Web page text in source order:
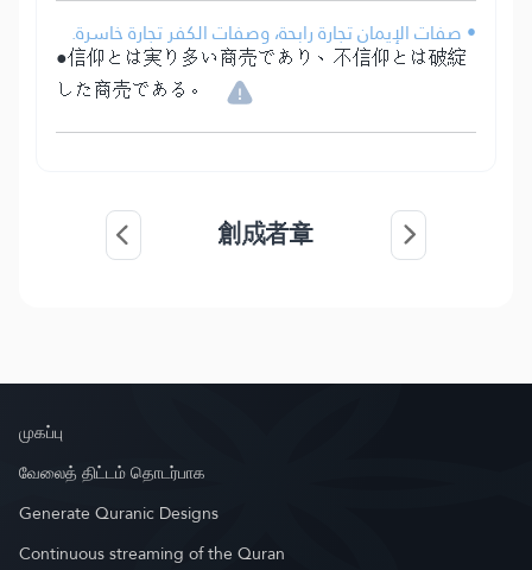
• صفات الإيمان تجارة رابحة، وصفات الكفر تجارة خاسرة.
●信仰とは実り多い商売であり、不信仰とは破綻
した商売である。
創成者章
முகப்பு
வேலைத் திட்டம் தொடர்பாக
Generate Quranic Designs
Continuous streaming of the Quran